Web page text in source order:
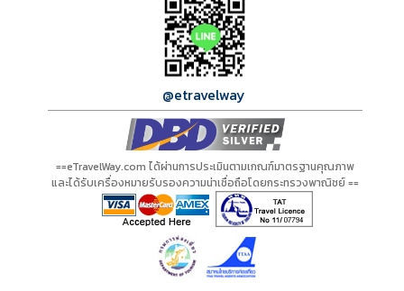
@etravelway
==eTravelWay.com ได้ผ่านการประเมินตามเกณฑ์มาตรฐานคุณภาพ
และได้รับเครื่องหมายรับรองความน่าเชื่อถือโดยกระทรวงพาณิชย์ ==